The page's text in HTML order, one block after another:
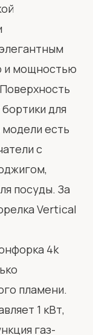
и мощностью
для
есть
с
посуды. За
Vertical
4k
пламени.
1 кВт,
газ-